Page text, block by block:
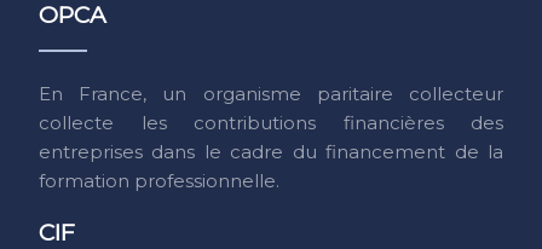
OPCA
En France, un organisme paritaire collecteur
collecte les contributions financières des
entreprises dans le cadre du financement de la
formation professionnelle.
CIF